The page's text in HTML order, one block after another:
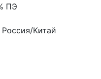
ПЭ
Россия/Китай